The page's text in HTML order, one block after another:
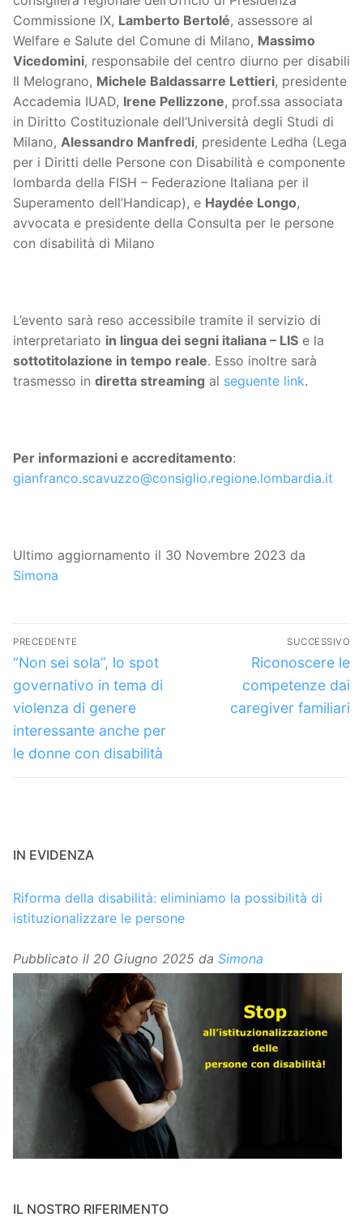
Commissione IX, Lamberto Bertolé, assessore al
Welfare e Salute del Comune di Milano, Massimo
Vicedomini, responsabile del centro diurno per disabili
Il Melograno, Michele Baldassarre Lettieri, presidente
Accademia IUAD, Irene Pellizzone, prof.ssa associata
in Diritto Costituzionale dell’Università degli Studi di
Milano, Alessandro Manfredi, presidente Ledha (Lega
per i Diritti delle Persone con Disabilità e componente
lombarda della FISH – Federazione Italiana per il
Superamento dell’Handicap), e Haydée Longo,
avvocata e presidente della Consulta per le persone
con disabilità di Milano
L’evento sarà reso accessibile tramite il servizio di
interpretariato in lingua dei segni italiana – LIS e la
sottotitolazione in tempo reale. Esso inoltre sarà
trasmesso in diretta streaming al seguente link.
Per informazioni e accreditamento:
gianfranco.scavuzzo@consiglio.regione.lombardia.it
Ultimo aggiornamento il 30 Novembre 2023 da
Simona
Navigazione
articoli
PRECEDENTE
Articolo
precedente:
“Non sei sola”, lo spot
governativo in tema di
violenza di genere
interessante anche per
le donne con disabilità
SUCCESSIVO
Articolo
successivo:
Riconoscere le
competenze dai
caregiver familiari
IN EVIDENZA
Riforma della disabilità: eliminiamo la possibilità di
istituzionalizzare le persone
Pubblicato il 20 Giugno 2025 da Simona
IL NOSTRO RIFERIMENTO